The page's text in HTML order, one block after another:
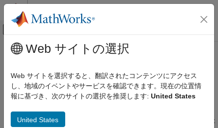
コンテンツへスキップ
オフキャンバス ナビゲーション メ
ドキュメンテーションのホーム
FPGA、ASIC、および SoC 開発
Fixed-Point Designer
固定小数点コードの生成
メインコンテンツ
MATLAB Functionブロックを使用
したデータ型の制御とコード生成
MATLAB Functionブロックを使用すると、組み込みコードを生
す。ターゲット環境用のモデルをシミュレーションする場合また
Web サイトの選択
Web サイトを選択すると、翻訳されたコンテンツにアクセス
し、地域のイベントやサービスを確認できます。現在の位置情
報に基づき、次のサイトの選択を推奨します: United States
United States